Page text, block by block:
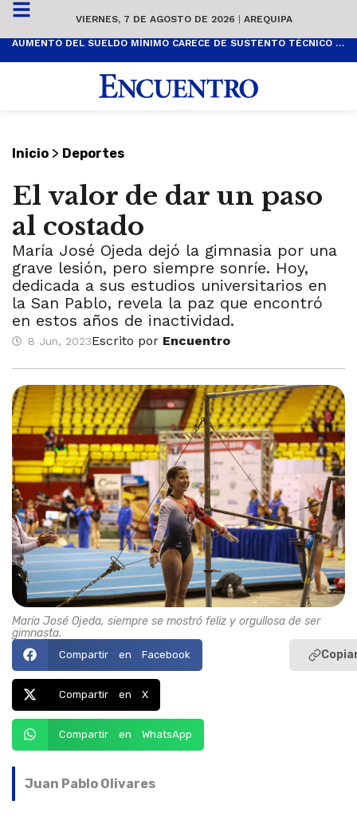
VIERNES, 7 DE AGOSTO DE 2026 | AREQUIPA
AUMENTO DEL SUELDO MÍNIMO CARECE DE SUSTENTO TÉCNICO Y ES POPULISTA
Inicio > Deportes
El valor de dar un paso
al costado
María José Ojeda dejó la gimnasia por una
grave lesión, pero siempre sonríe. Hoy,
dedicada a sus estudios universitarios en
la San Pablo, revela la paz que encontró
en estos años de inactividad.
8 Jun, 2023Escrito por Encuentro
María José Ojeda, siempre se mostró feliz y orgullosa de ser
gimnasta.
Compartir en Facebook
Compartir en X
Compartir en WhatsApp
Juan Pablo Olivares